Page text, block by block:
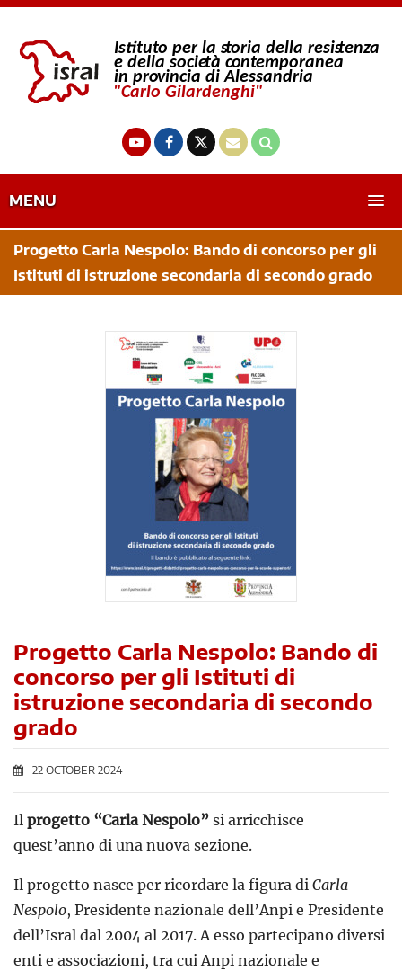
MENU
Progetto Carla Nespolo: Bando di concorso per gli
Istituti di istruzione secondaria di secondo grado
Progetto Carla Nespolo: Bando di
concorso per gli Istituti di
istruzione secondaria di secondo
grado
22 OCTOBER 2024
Il progetto “Carla Nespolo” si arricchisce
quest’anno di una nuova sezione.
Il progetto nasce per ricordare la figura di Carla
Nespolo, Presidente nazionale dell’Anpi e Presidente
dell’Isral dal 2004 al 2017. A esso partecipano diversi
enti e associazioni, tra cui Anpi nazionale e